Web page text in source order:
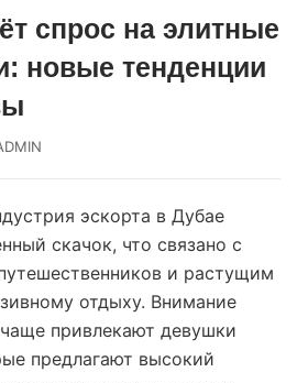
спрос на элитные
новые тенденции
эскорта в Дубае
скачок, что связано с
и растущим
отдыху. Внимание
привлекают девушки
предлагают высокий